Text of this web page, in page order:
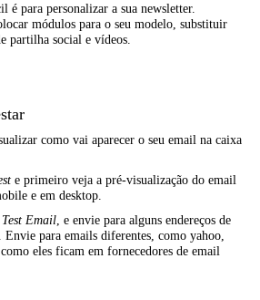
é para personalizar a sua newsletter.
módulos para o seu modelo, substituir
partilha social e vídeos.
como vai aparecer o seu email na caixa
e primeiro veja a pré-visualização do email
e em desktop.
Email , e envie para alguns endereços de
para emails diferentes, como yahoo,
eles ficam em fornecedores de email